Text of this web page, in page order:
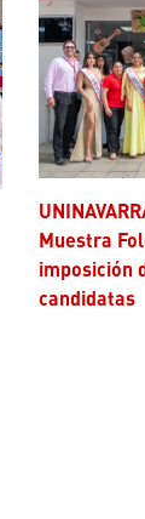
UNINAVARRA dio apertura a la XI
Muestra
imposición
candidatas